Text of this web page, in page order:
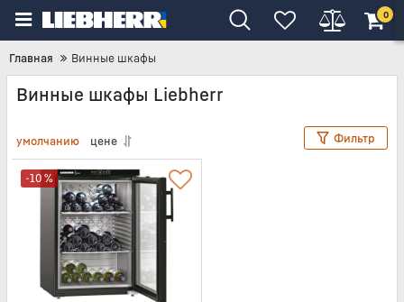
0
Главная Винные шкафы
Винные шкафы Liebherr
умолчанию цене Фильтр
-10 %